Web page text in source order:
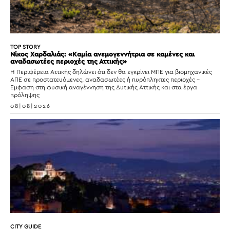
TOP STORY
Νίκος Χαρδαλιάς: «Καμία ανεμογεννήτρια σε καμένες και
αναδασωτέες περιοχές της Αττικής»
Η Περιφέρεια Αττικής δηλώνει ότι δεν θα εγκρίνει ΜΠΕ για βιομηχανικές
ΑΠΕ σε προστατευόμενες, αναδασωτέες ή πυρόπληκτες περιοχές –
Έμφαση στη φυσική αναγέννηση της Δυτικής Αττικής και στα έργα
πρόληψης
08|08|2026
CITY GUIDE